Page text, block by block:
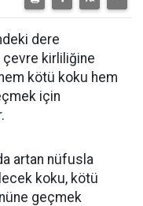
dere
çevre kirliliğine
kötü koku hem
için
artan nüfusla
koku, kötü
geçmek